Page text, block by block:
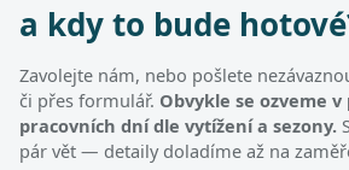
a kdy to bude
Zavolejte nám, nebo pošlete
či přes formulář. Obvykle se ozveme
pracovních dní dle vytížení a sezony.
pár vět — detaily doladíme až na